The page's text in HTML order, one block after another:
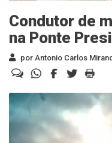
Condutor de
na Ponte
por Antonio Carlos